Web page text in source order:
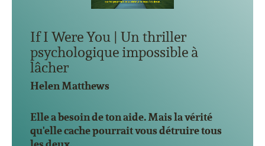
If I Were You | Un thriller
psychologique impossible à
lâcher
Helen Matthews
Elle a besoin de ton aide. Mais la vérité
qu'elle cache pourrait vous détruire tous